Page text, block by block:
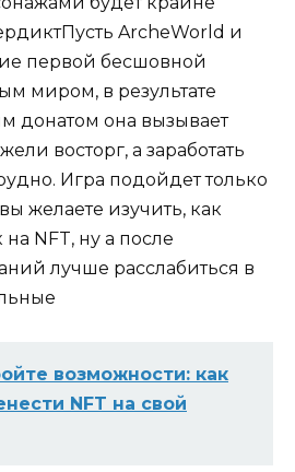
ArcheWorld и
первой бесшовной
миром, в результате
донатом она вызывает
восторг, а заработать
Игра подойдет только
желаете изучить, как
на NFT, ну а после
лучше расслабиться в
возможности: как
NFT на свой